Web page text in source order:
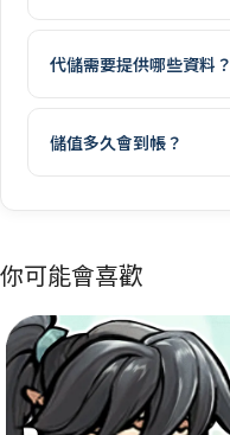
代儲需要提供哪些資料？
儲值多久會到帳？
你可能會喜歡